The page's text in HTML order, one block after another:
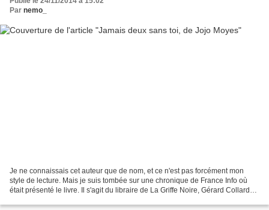
Par nemo_
Je ne connaissais cet auteur que de nom, et ce n'est pas forcément mon
style de lecture. Mais je suis tombée sur une chronique de France Info où
était présenté le livre. Il s'agit du libraire de La Griffe Noire, Gérard Collard?